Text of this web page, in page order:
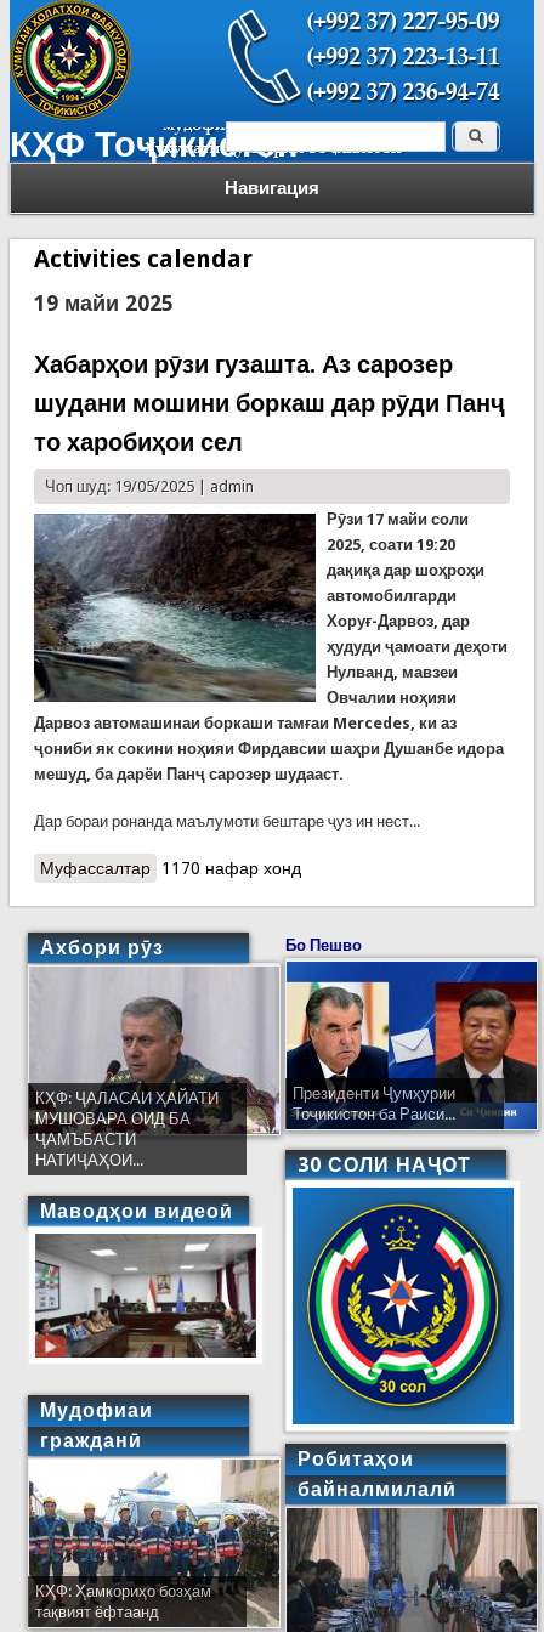
КҲФ Тоҷикистон
Навигация
Форма поиска Поиск
Activities calendar
19 майи 2025
Хабарҳои рӯзи гузашта. Аз сарозер
шудани мошини боркаш дар рӯди Панҷ
то харобиҳои сел
Чоп шуд: 19/05/2025 | admin
Рӯзи 17 майи соли
2025, соати 19:20
дақиқа дар шоҳроҳи
автомобилгарди
Хоруғ-Дарвоз, дар
ҳудуди ҷамоати деҳоти
Нулванд, мавзеи
Овчалии ноҳияи
Дарвоз автомашинаи боркаши тамғаи Mercedes, ки аз
ҷониби як сокини ноҳияи Фирдавсии шаҳри Душанбе идора
мешуд, ба дарёи Панҷ сарозер шудааст.
Дар бораи ронанда маълумоти бештаре ҷуз ин нест...
Муфассалтаро Хабарҳои рӯзи гузашта. Аз сарозер шудани
1170 нафар хонд
Ахбори рӯз
КҲФ: ҶАЛАСАИ ҲАЙАТИ
МУШОВАРА ОИД БА
ҶАМЪБАСТИ
НАТИҶАҲОИ...
Маводҳои видеоӣ
Мудофиаи
гражданӣ
КҲФ: Ҳамкориҳо бозҳам
тақвият ёфтаанд
Бо Пешво
Президенти Ҷумҳурии
Тоҷикистон ба Раиси...
30 СОЛИ НАҶОТ
Робитаҳои
байналмилалӣ